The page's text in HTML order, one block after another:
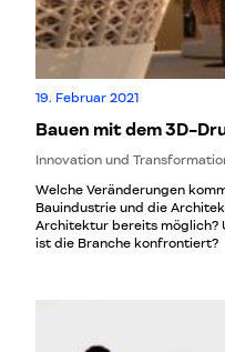
19. Februar 2021
Bauen mit dem 3D-
Innovation und
Welche Veränderungen
Bauindustrie und die
Architektur bereits möglich?
ist die Branche konfrontiert?